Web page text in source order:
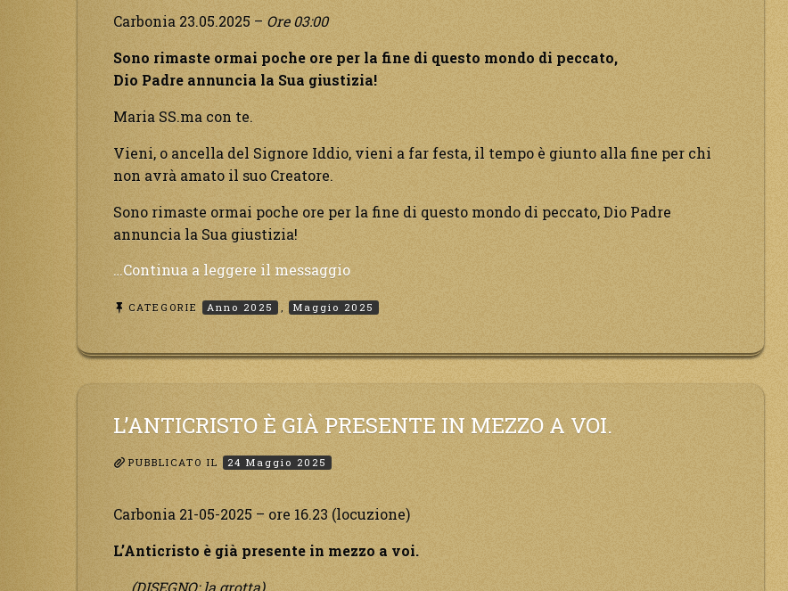
Carbonia 23.05.2025 – Ore 03:00
Sono rimaste ormai poche ore per la fine di questo mondo di peccato,
Dio Padre annuncia la Sua giustizia!
Maria SS.ma con te.
Vieni, o ancella del Signore Iddio, vieni a far festa, il tempo è giunto alla fine per chi
non avrà amato il suo Creatore.
Sono rimaste ormai poche ore per la fine di questo mondo di peccato, Dio Padre
annuncia la Sua giustizia!
…Continua a leggere il messaggio“Sono
ormai
ore
fine
di
peccato,
Dio
CATEGORIE Anno 2025 Maggio 2025
L’ANTICRISTO È GIÀ PRESENTE IN MEZZO A VOI.
PUBBLICATO IL 24 Maggio 2025
Carbonia 21-05-2025 – ore 16.23 (locuzione)
L’Anticristo è già presente in mezzo a voi.
(DISEGNO: la grotta)